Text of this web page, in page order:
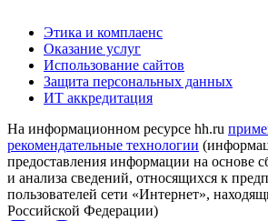
Этика и комплаенс
Оказание услуг
Использование сайтов
Защита персональных данных
ИТ аккредитация
На информационном ресурсе hh.ru
рекомендательные технологии
предоставления информации на основе
и анализа сведений, относящихся к
пользователей сети «Интернет»,
Российской Федерации)